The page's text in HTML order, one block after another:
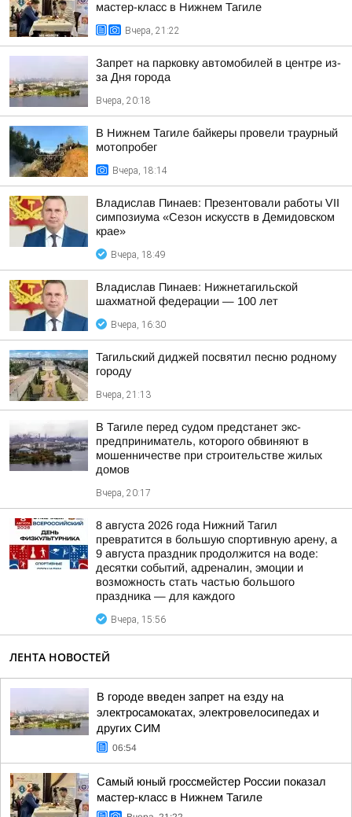
мастер-класс в Нижнем Тагиле
Вчера, 21:22
Запрет на парковку автомобилей в центре из-
за Дня города
Вчера, 20:18
В Нижнем Тагиле байкеры провели траурный
мотопробег
Вчера, 18:14
Владислав Пинаев: Презентовали работы VII
симпозиума «Сезон искусств в Демидовском
крае»
Вчера, 18:49
Владислав Пинаев: Нижнетагильской
шахматной федерации — 100 лет
Вчера, 16:30
Тагильский диджей посвятил песню родному
городу
Вчера, 21:13
В Тагиле перед судом предстанет экс-
предприниматель, которого обвиняют в
мошенничестве при строительстве жилых
домов
Вчера, 20:17
8 августа 2026 года Нижний Тагил
превратится в большую спортивную арену, а
9 августа праздник продолжится на воде:
десятки событий, адреналин, эмоции и
возможность стать частью большого
праздника — для каждого
Вчера, 15:56
ЛЕНТА НОВОСТЕЙ
В городе введен запрет на езду на
электросамокатах, электровелосипедах и
других СИМ
06:54
Самый юный гроссмейстер России показал
мастер-класс в Нижнем Тагиле